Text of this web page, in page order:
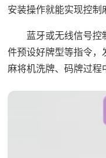
安装操作就能实现控制
蓝牙或无线信号控
件预设好牌型等指令，
麻将机洗牌、码牌过程